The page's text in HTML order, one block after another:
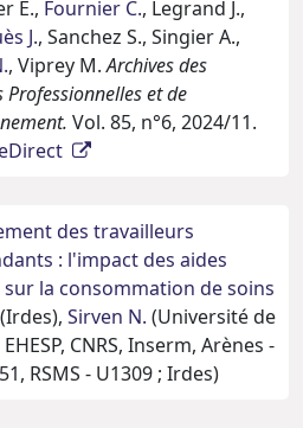
E., Fournier C., Legrand J.,
J., Sanchez S., Singier A.,
, Viprey M.Archives des
Professionnelles et de
Vol. 85, n°6, 2024/11.
des travailleurs
: l'impact des aides
sur la consommation de soins
(Irdes), Sirven N. (Université de
CNRS, Inserm, Arènes -
RSMS - U1309 ; Irdes)